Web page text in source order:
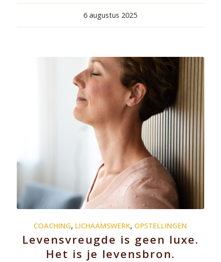
6 augustus 2025
COACHING, LICHAAMSWERK, OPSTELLINGEN
Levensvreugde is geen luxe.
Het is je levensbron.